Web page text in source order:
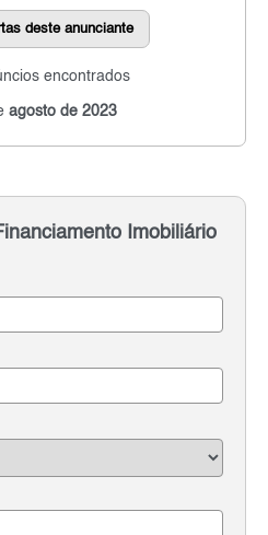
deste anunciante
encontrados
agosto de 2023
Imobiliário